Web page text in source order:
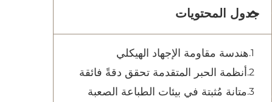
جدول المحتويات
هندسة مقاومة الإجهاد الهيكلي
أنظمة الحبر المتقدمة تحقق دقةً فائقة
متانة مُثبتة في بيئات الطباعة الصعبة